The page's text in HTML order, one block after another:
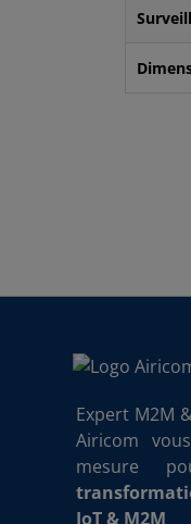
Expert M2M
Airicom
mesure
IoT & M2M